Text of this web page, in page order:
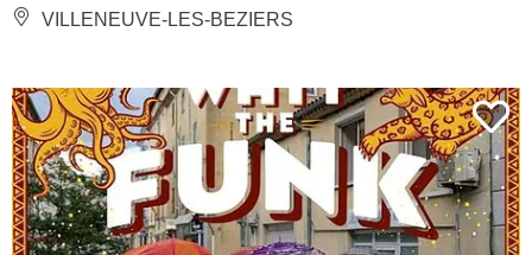
VILLENEUVE-LES-BEZIERS